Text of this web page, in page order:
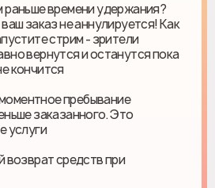
раньше времени удержания?
заказ не аннулируется! Как
стрим - зрители
вернутся и останутся пока
кончится
пребывание
заказанного. Это
услуги
возврат средств при